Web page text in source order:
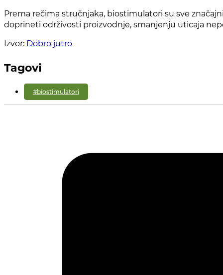
Prema rečima stručnjaka, biostimulatori su sve
doprineti održivosti proizvodnje, smanjenju uticaja
Izvor: Dobro jutro
Tagovi
#biostimulatori